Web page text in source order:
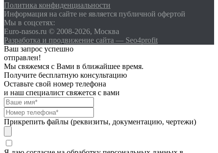
Политика конфиденциальности
Информация на сайте не является публичной офертой
Мы в соцсетях:
Euro-nasos.ru © 2008-2026, Москва
Разработка и продвижение сайта — Seo4profit
Ваш запрос успешно
отправлен!
Мы свяжемся с Вами в ближайшее время.
Получите бесплатную консультацию
Оставьте свой номер телефона
и наш специалист свяжется с вами
Прикрепить файлы (реквизиты, документацию, чертежи)